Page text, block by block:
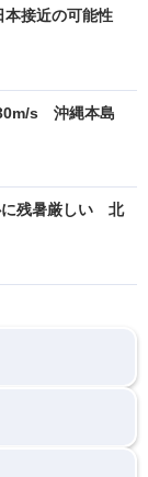
接近の可能性
s 沖縄本島
残暑厳しい 北